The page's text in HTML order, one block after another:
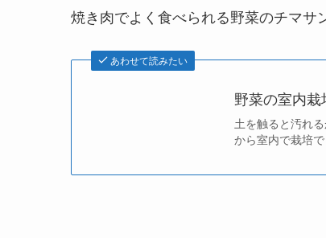
焼き肉でよく食べられる野菜のチマサ
あわせて読みたい
野菜の室内栽
土を触ると汚れ
から室内で栽培